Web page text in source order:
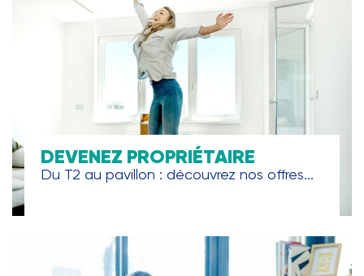
DEVENEZ PROPRIÉTAIRE
Du T2 au pavillon : découvrez nos offres...